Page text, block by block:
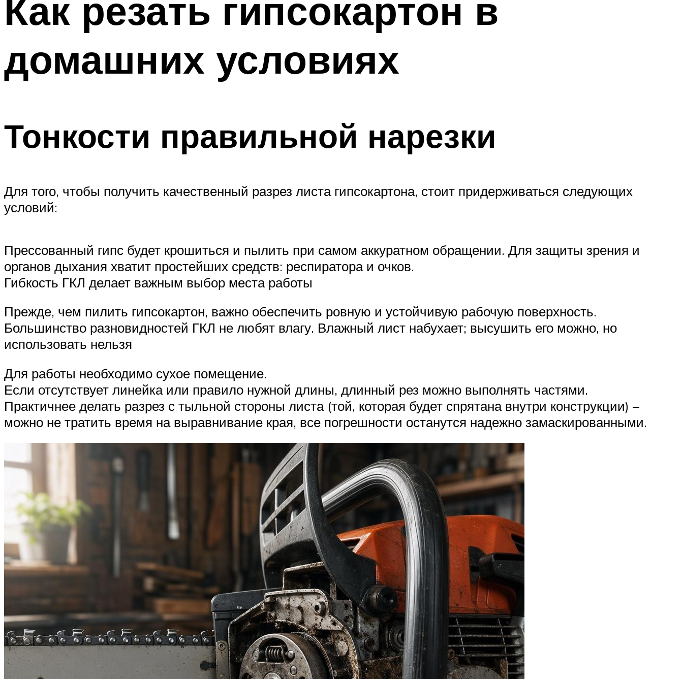
Как резать гипсокартон в
домашних условиях
Тонкости правильной нарезки
Для того, чтобы получить качественный разрез листа гипсокартона, стоит придерживаться следующих
условий:
Прессованный гипс будет крошиться и пылить при самом аккуратном обращении. Для защиты зрения и
органов дыхания хватит простейших средств: респиратора и очков.
Гибкость ГКЛ делает важным выбор места работы
Прежде, чем пилить гипсокартон, важно обеспечить ровную и устойчивую рабочую поверхность.
Большинство разновидностей ГКЛ не любят влагу. Влажный лист набухает; высушить его можно, но
использовать нельзя
Для работы необходимо сухое помещение.
Если отсутствует линейка или правило нужной длины, длинный рез можно выполнять частями.
Практичнее делать разрез с тыльной стороны листа (той, которая будет спрятана внутри конструкции) –
можно не тратить время на выравнивание края, все погрешности останутся надежно замаскированными.